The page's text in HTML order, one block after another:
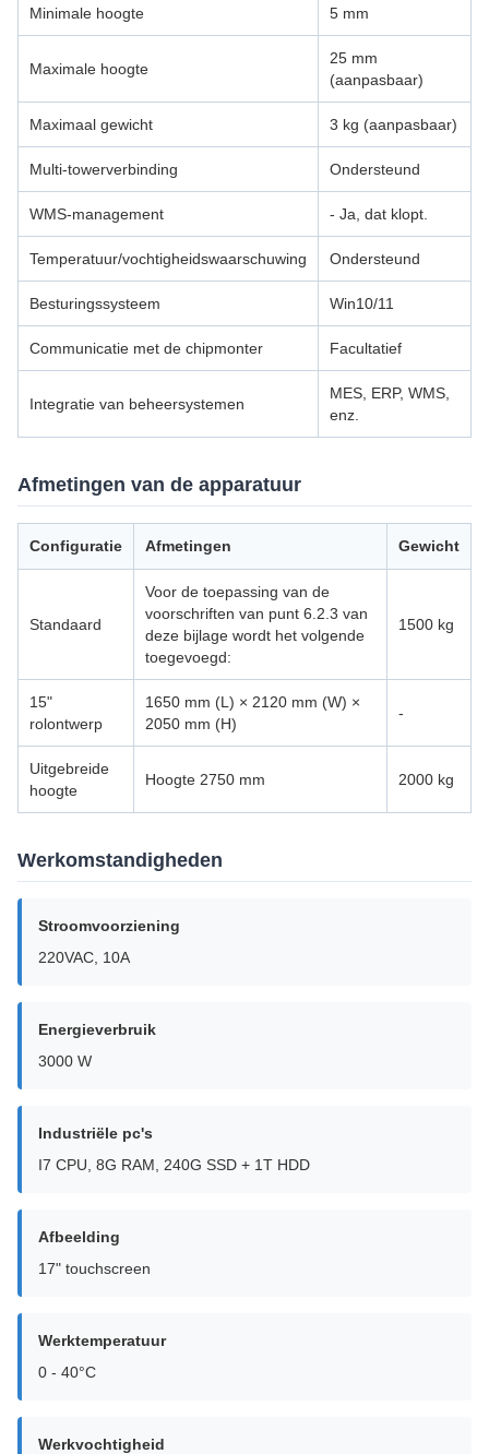
Minimale hoogte 5 mm
Maximale hoogte
25 mm
(aanpasbaar)
Maximaal gewicht 3 kg (aanpasbaar)
Multi-towerverbinding Ondersteund
WMS-management - Ja, dat klopt.
Temperatuur/vochtigheidswaarschuwing Ondersteund
Besturingssysteem Win10/11
Communicatie met de chipmonter Facultatief
Integratie van beheersystemen
MES, ERP, WMS,
enz.
Afmetingen van de apparatuur
Configuratie Afmetingen Gewicht
Standaard
Voor de toepassing van de
voorschriften van punt 6.2.3 van
deze bijlage wordt het volgende
toegevoegd:
1500 kg
15"
rolontwerp
1650 mm (L) × 2120 mm (W) ×
2050 mm (H)
-
Uitgebreide
hoogte
Hoogte 2750 mm 2000 kg
Werkomstandigheden
Stroomvoorziening
220VAC, 10A
Energieverbruik
3000 W
Industriële pc's
I7 CPU, 8G RAM, 240G SSD + 1T HDD
Afbeelding
17" touchscreen
Werktemperatuur
0 - 40°C
Werkvochtigheid